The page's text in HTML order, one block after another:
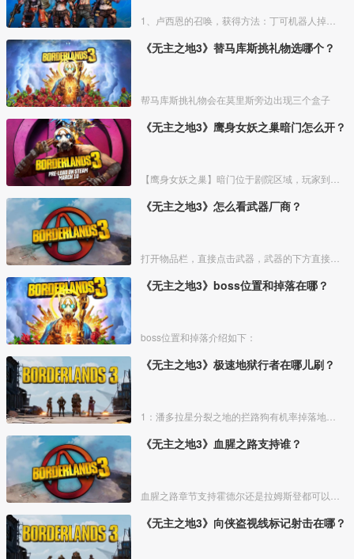
1、卢西恩的召唤，获得方法：丁可机器人掉落的“宝藏兑兑GO”兑换；屠杀之星3000的青焰掉落。高射速，低后坐力。暴击时返还2颗子弹到你的弹匣，并向最近的敌人发射2颗跳弹。
《无主之地3》替马库斯挑礼物选哪个？
帮马库斯挑礼物会在莫里斯旁边出现三个盒子
《无主之地3》鹰身女妖之巢暗门怎么开？
【鹰身女妖之巢】暗门位于剧院区域，玩家到达剧院跟随任务指引到剧院二楼控制台后触发暗门剧情
《无主之地3》怎么看武器厂商？
打开物品栏，直接点击武器，武器的下方直接就能看到厂商，如下图显示的位置就能看到，红色箭头所指的全是各个武器厂商的品牌
《无主之地3》boss位置和掉落在哪？
boss位置和掉落介绍如下：
《无主之地3》极速地狱行者在哪儿刷？
1：潘多拉星分裂之地的拦路狗有机率掉落地狱行者，先传送到潘多拉星
《无主之地3》血腥之路支持谁？
血腥之路章节支持霍德尔还是拉姆斯登都可以，唯一的不同是获得的奖励物品不一样
《无主之地3》向侠盗视线标记射击在哪？